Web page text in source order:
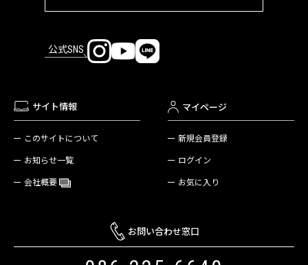
公式SNS
サイト情報
このサイトについて
お知らせ一覧
会社概要
マイページ
新規会員登録
ログイン
お気に入り
お問い合わせ窓口